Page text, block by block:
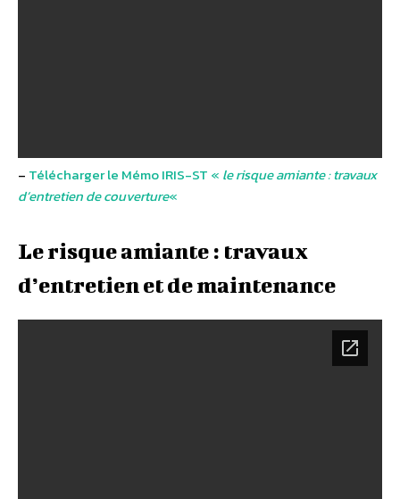
– Télécharger le Mémo IRIS-ST « le risque amiante : travaux
d’entretien de couverture«
Le risque amiante : travaux
d’entretien et de maintenance